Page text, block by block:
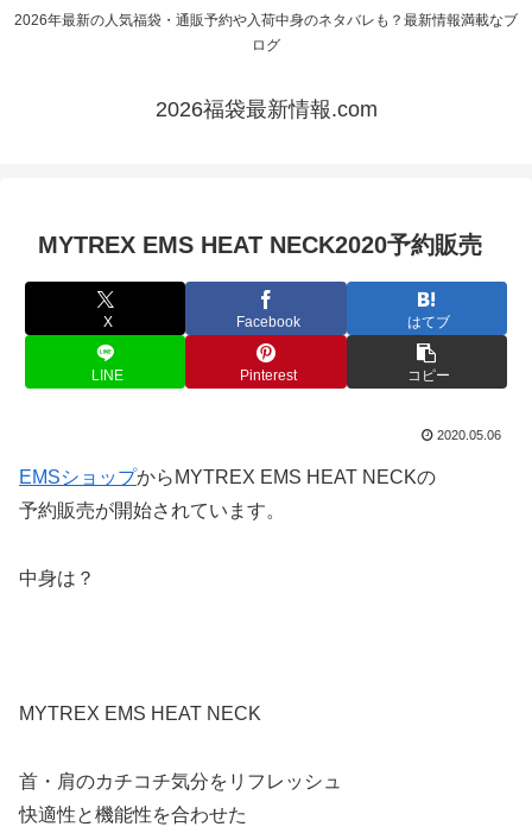
2026年最新の人気福袋・通販予約や入荷中身のネタバレも？最新情報満載なブ
ログ
2026福袋最新情報.com
MYTREX EMS HEAT NECK2020予約販売
X Facebook はてブ
LINE Pinterest コピー
2020.05.06
EMSショップからMYTREX EMS HEAT NECKの
予約販売が開始されています。
中身は？
MYTREX EMS HEAT NECK
首・肩のカチコチ気分をリフレッシュ
快適性と機能性を合わせた